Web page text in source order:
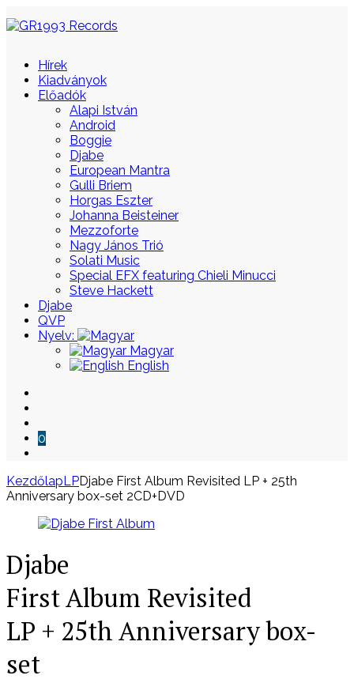
Hírek
Kiadványok
Előadók
Alapi István
Android
Boggie
Djabe
European Mantra
Gulli Briem
Horgas Eszter
Johanna Beisteiner
Mezzoforte
Nagy János Trió
Solati Music
Special EFX featuring Chieli Minucci
Steve Hackett
Djabe
QVP
Nyelv:
Magyar
English
0
KezdőlapLPDjabe First Album Revisited LP + 25th
Anniversary box-set 2CD+DVD
content
Djabe
First Album Revisited
LP + 25th Anniversary box-
set